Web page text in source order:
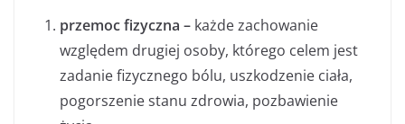
przemoc fizyczna – każde zachowanie
względem drugiej osoby, którego celem jest
zadanie fizycznego bólu, uszkodzenie ciała,
pogorszenie stanu zdrowia, pozbawienie